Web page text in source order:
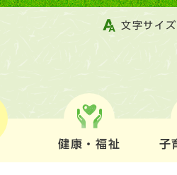
文字サイズ
健康・福祉 子